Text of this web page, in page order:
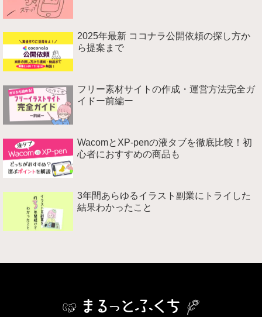
2025年最新 ココナラ公開依頼の探し方か
ら提案まで
フリー素材サイトの作成・運営方法完全ガ
イドー前編ー
WacomとXP-penの液タブを徹底比較！初
心者におすすめの商品も
3年間あらゆるイラスト副業にトライした
結果わかったこと